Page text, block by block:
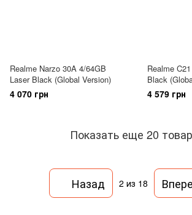
Realme Narzo 30A 4/64GB
Laser Black (Global Version)
4 070 грн
Realme
Black
4 579 грн
Показать еще 20
Назад 2 из 18